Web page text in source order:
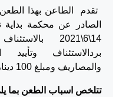
الصادر عن محكمة بداية
بردالاستئناف
والمصاريف ومبلغ 100 دينار اردني اتعاب محاماه
تتلخص اسباب الطعن بما